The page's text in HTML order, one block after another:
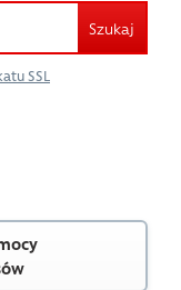
Szukaj
SSL